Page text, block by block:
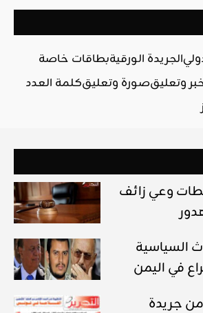
الجريدة الورقيةبطاقات خاصة
وتعليقصورة وتعليقكلمة العدد
وعي زائف
السياسية
في اليمن
تنزيل العدد 450 من جريدة